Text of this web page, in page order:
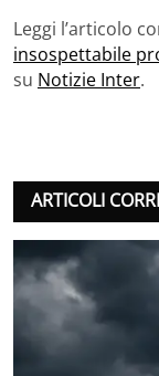
Leggi l’articolo
insospettabile
su Notizie Inter.
ARTICOLI